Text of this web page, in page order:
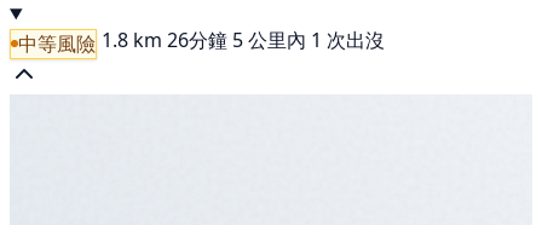
中等風險 1.8 km 26分鐘 5 公里內 1 次出沒